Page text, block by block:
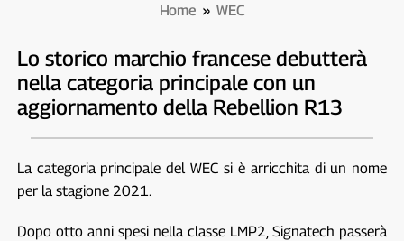
Home »WEC
Lo storico marchio francese debutterà
nella categoria principale con un
aggiornamento della Rebellion R13
La categoria principale del WEC si è arricchita di un nome
per la stagione 2021.
Dopo otto anni spesi nella classe LMP2, Signatech passerà